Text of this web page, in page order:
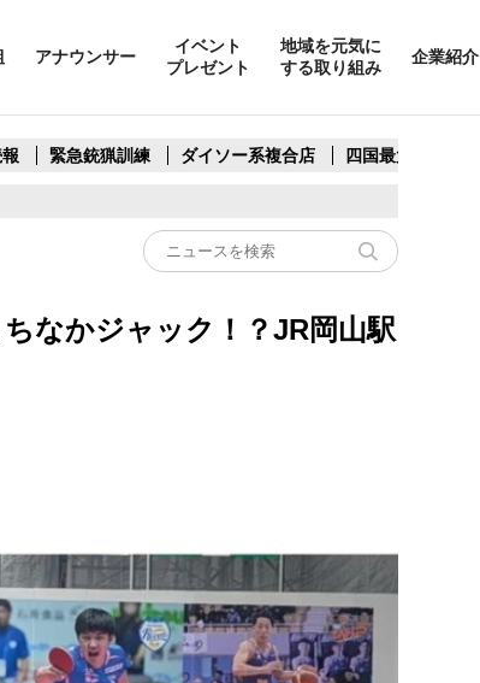
アナウンサー
イベント
プレゼント
地域を元気に
する取り組み
企業紹介
緊急銃猟訓練 ダイソー系複合店 四国最大スリコ
なかジャック！？JR岡山駅